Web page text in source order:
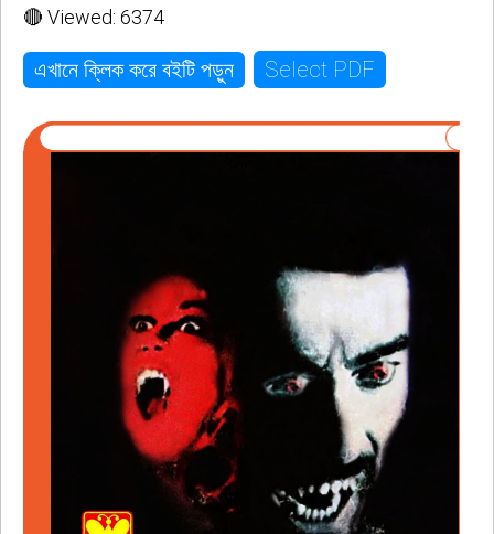
🔴 Viewed: 6374
এখানে ক্লিক করে বইটি পড়ুন Select PDF